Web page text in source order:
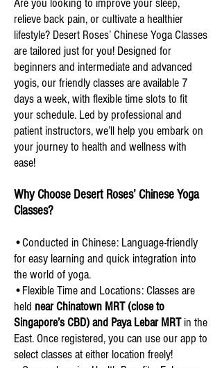
Are you looking to improve your sleep,
relieve back pain, or cultivate a healthier
lifestyle? Desert Roses’ Chinese Yoga Classes
are tailored just for you! Designed for
beginners and intermediate and advanced
yogis, our friendly classes are available 7
days a week, with flexible time slots to fit
your schedule. Led by professional and
patient instructors, we’ll help you embark on
your journey to health and wellness with
ease!
Why Choose Desert Roses’ Chinese Yoga
Classes?
•Conducted in Chinese: Language-friendly
for easy learning and quick integration into
the world of yoga.
•Flexible Time and Locations: Classes are
held near Chinatown MRT (close to
Singapore’s CBD) and Paya Lebar MRTin the
East. Once registered, you can use our app to
select classes at either location freely!